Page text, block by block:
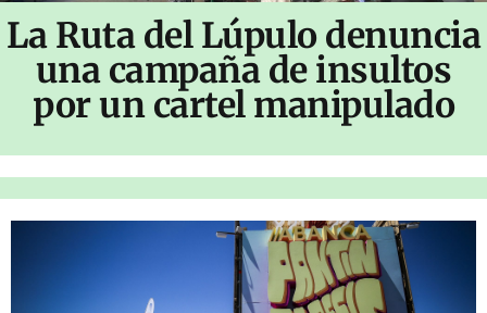
La Ruta del Lúpulo denuncia
una campaña de insultos
por un cartel manipulado